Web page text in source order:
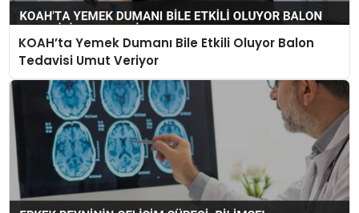
KOAH’ta Yemek Dumanı Bile Etkili Oluyor Balon
Tedavisi Umut Veriyor